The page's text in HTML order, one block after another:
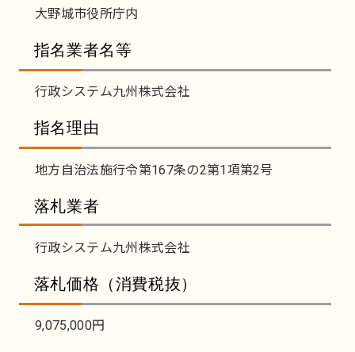
大野城市役所庁内
指名業者名等
行政システム九州株式会社
指名理由
地方自治法施行令第167条の2第1項第2号
落札業者
行政システム九州株式会社
落札価格（消費税抜）
9,075,000円